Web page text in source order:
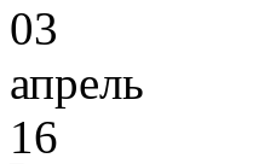
03
апрель
16